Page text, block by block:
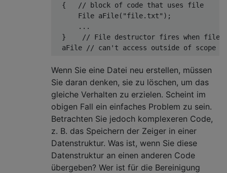
  {
// block of code that uses file
File aFile( "file.txt" ) ;
      ...
  }
// File destructor fires when file
  aFile
// can't access outside of scope
Wenn Sie eine Datei neu erstellen, müssen
Sie daran denken, sie zu löschen, um das
gleiche Verhalten zu erzielen. Scheint im
obigen Fall ein einfaches Problem zu sein.
Betrachten Sie jedoch komplexeren Code,
z. B. das Speichern der Zeiger in einer
Datenstruktur. Was ist, wenn Sie diese
Datenstruktur an einen anderen Code
übergeben? Wer ist für die Bereinigung